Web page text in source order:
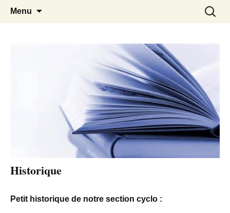
Quetigny Cyclotourisme
EN VELO, TOUT EST PLUS BEAU !
Menu
Historique
Petit historique de notre section cyclo :